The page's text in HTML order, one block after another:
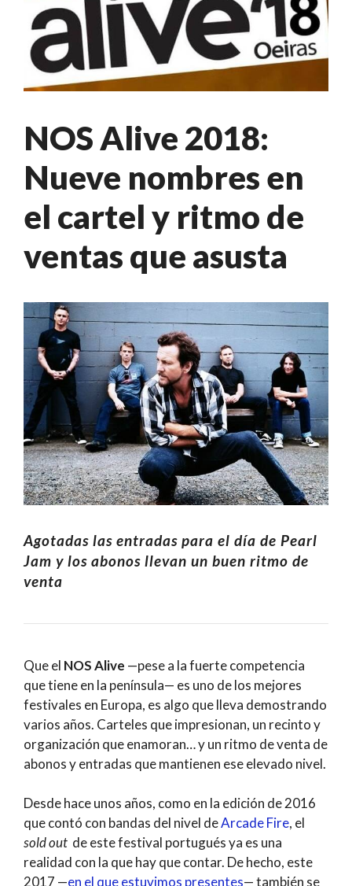
NOS Alive 2018:
Nueve nombres en
el cartel y ritmo de
ventas que asusta
Agotadas las entradas para el día de Pearl
Jam y los abonos llevan un buen ritmo de
venta
Que el NOS Alive —pese a la fuerte competencia
que tiene en la península— es uno de los mejores
festivales en Europa, es algo que lleva demostrando
varios años. Carteles que impresionan, un recinto y
organización que enamoran… y un ritmo de venta de
abonos y entradas que mantienen ese elevado nivel.
Desde hace unos años, como en la edición de 2016
que contó con bandas del nivel deArcade Fire, el
sold out de este festival portugués ya es una
realidad con la que hay que contar. De hecho, este
2017 —en el que estuvimos presentes— también se